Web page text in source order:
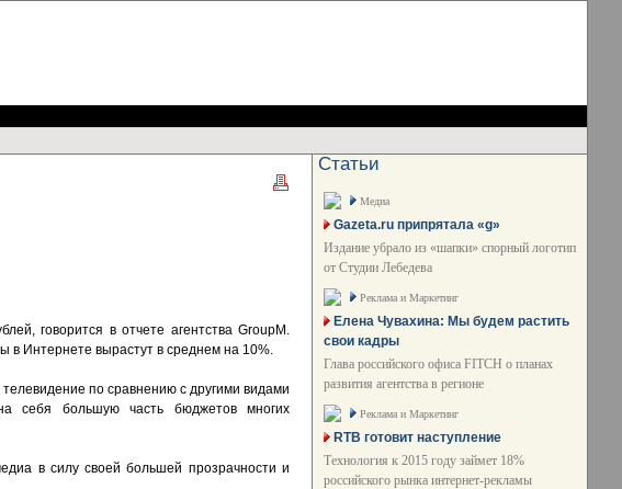
говорится в отчете агентства GroupM.
в Интернете вырастут в среднем на 10%.
по сравнению с другими видами
себя большую часть бюджетов многих
в силу своей большей прозрачности и
Статьи
Медиа
Gazeta.ru припрятала «g»
Издание убрало из «шапки» спорный логотип
от Студии Лебедева
Реклама и Маркетинг
Елена Чувахина: Мы будем растить
свои кадры
Глава российского офиса FITCH о планах
развития агентства в регионе
Реклама и Маркетинг
RTB готовит наступление
Технология к 2015 году займет 18%
российского рынка интернет-рекламы